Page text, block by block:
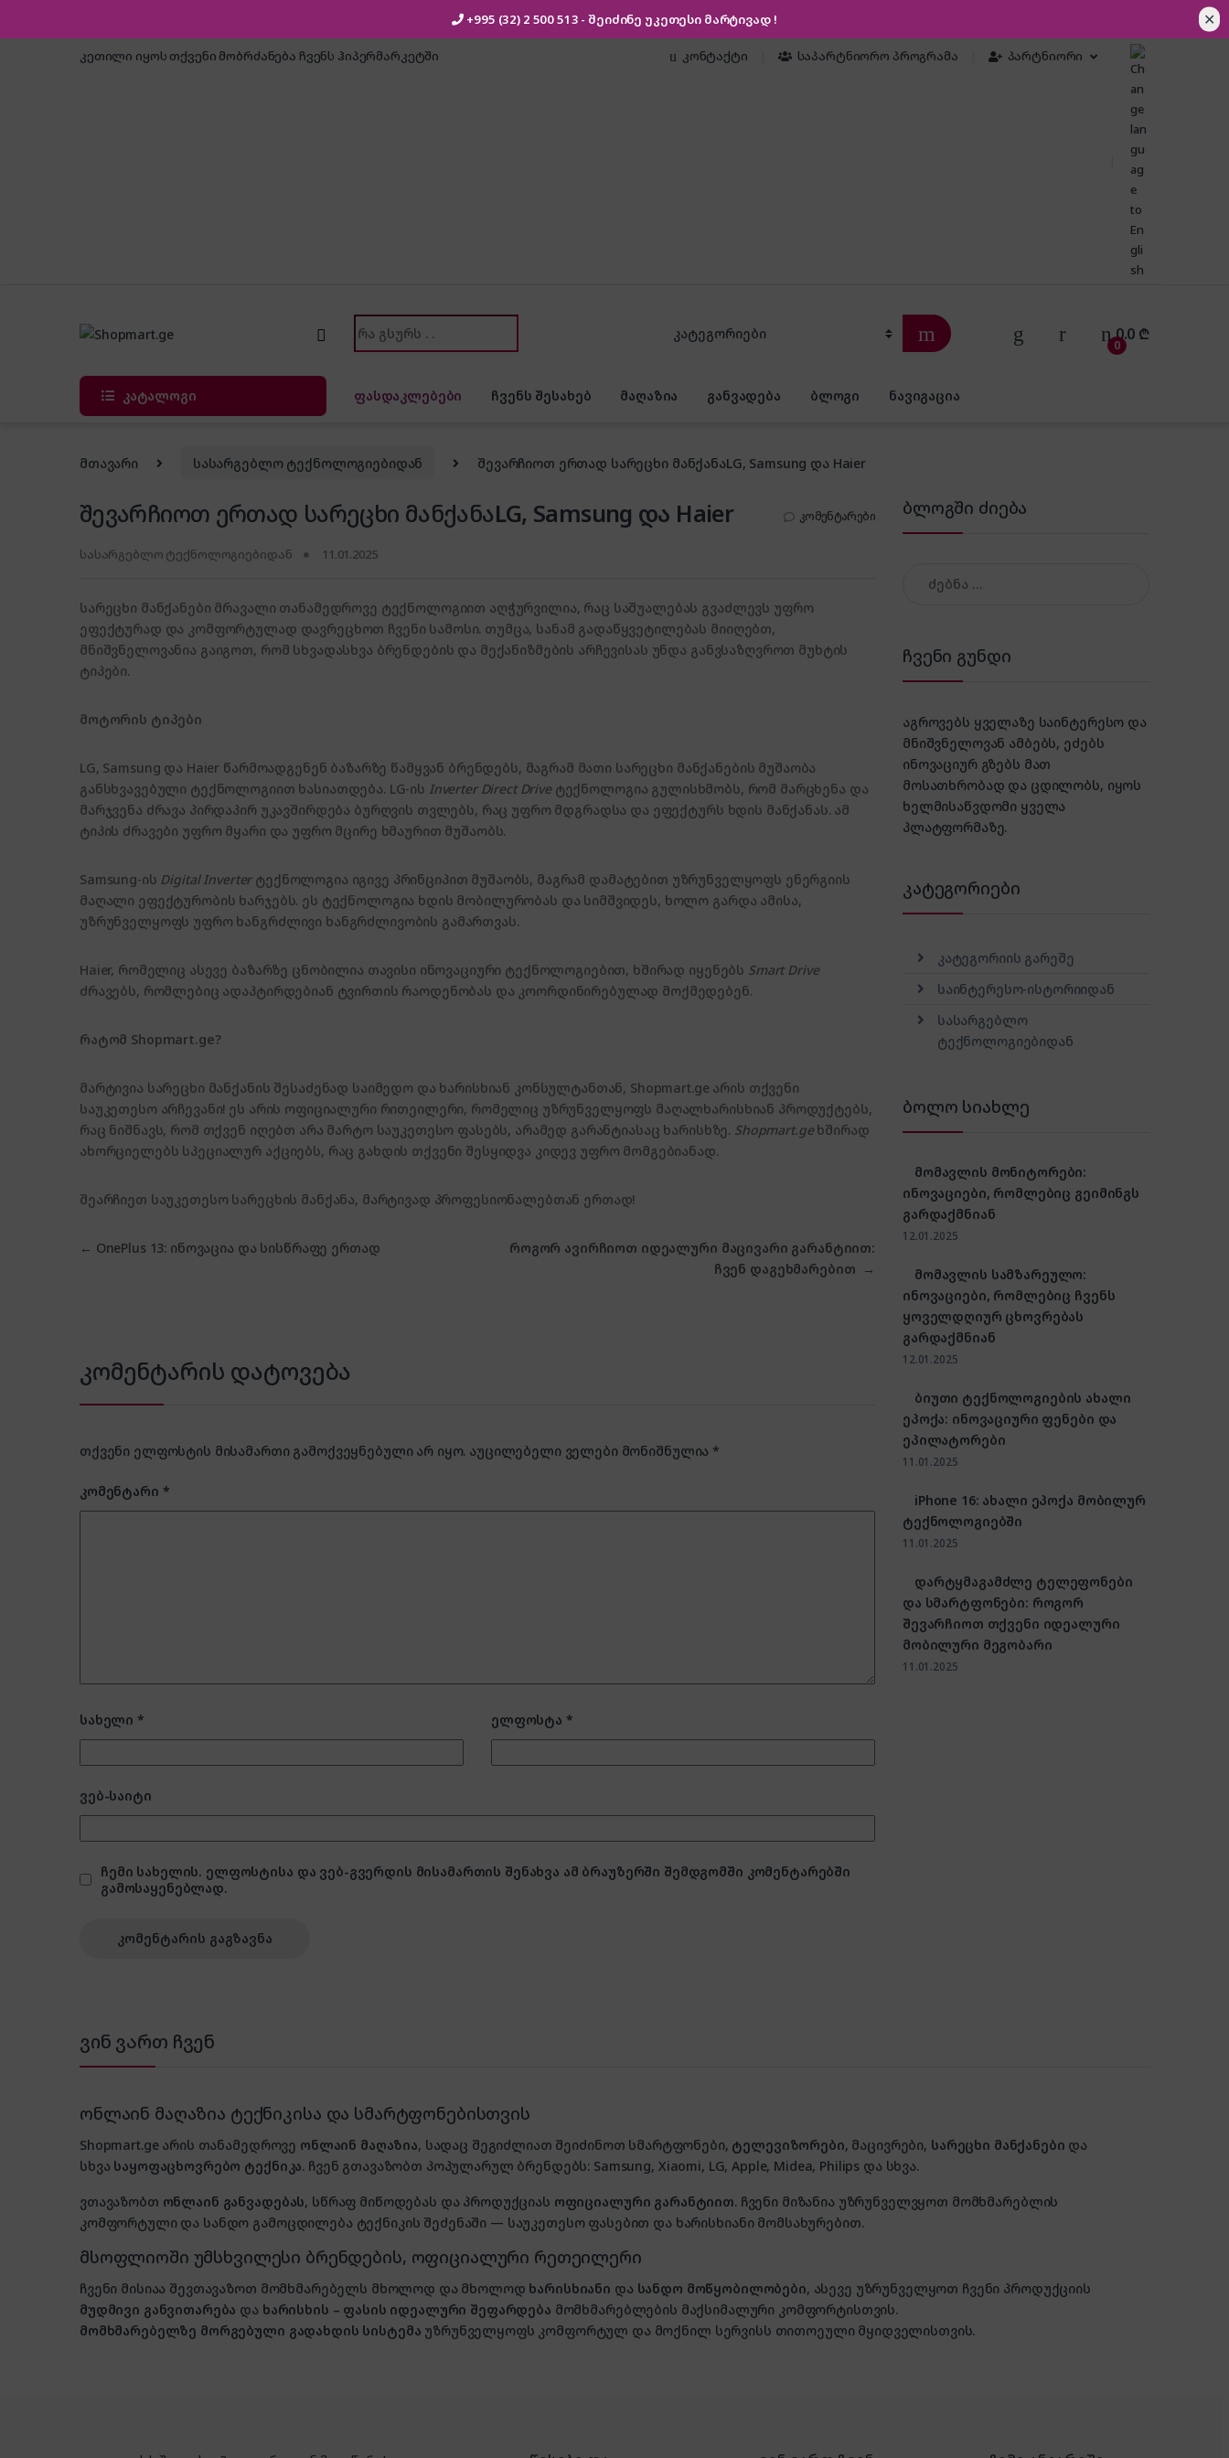
+995 (32) 2 500 513 - შეიძინე უკეთესი მარტივად ! ✕
კეთილი იყოს თქვენი მობრძანება ჩვენს ჰიპერმარკეტში კონტაქტი საპარტნიორო პროგრამა პარტნიორი
Search for:
0
0.0 ₾
კატალოგი ფასდაკლებები ჩვენს შესახებ მაღაზია განვადება ბლოგი ნავიგაცია
მთავარი სასარგებლო ტექნოლოგიებიდან შევარჩიოთ ერთად სარეცხი მანქანაLG, Samsung და Haier
შევარჩიოთ ერთად სარეცხი მანქანაLG, Samsung და Haier კომენტარები
სასარგებლო ტექნოლოგიებიდან 11.01.2025
სარეცხი მანქანები მრავალი თანამედროვე ტექნოლოგიით აღჭურვილია, რაც საშუალებას გვაძლევს უფრო
ეფექტურად და კომფორტულად დავრეცხოთ ჩვენი სამოსი. თუმცა, სანამ გადაწყვეტილებას მიიღებთ,
მნიშვნელოვანია გაიგოთ, რომ სხვადასხვა ბრენდების და მექანიზმების არჩევისას უნდა განვსაზღვროთ მუხტის
ტიპები.
მოტორის ტიპები
LG, Samsung და Haier წარმოადგენენ ბაზარზე წამყვან ბრენდებს, მაგრამ მათი სარეცხი მანქანების მუშაობა
განსხვავებული ტექნოლოგიით ხასიათდება. LG-ის Inverter Direct Driveტექნოლოგია გულისხმობს, რომ მარცხენა და
მარჯვენა ძრავა პირდაპირ უკავშირდება ბურღვის თვლებს, რაც უფრო მდგრადსა და ეფექტურს ხდის მანქანას. ამ
ტიპის ძრავები უფრო მყარი და უფრო მცირე ხმაურით მუშაობს.
Samsung-ის Digital Inverterტექნოლოგია იგივე პრინციპით მუშაობს, მაგრამ დამატებით უზრუნველყოფს ენერგიის
მაღალი ეფექტურობის ხარჯებს. ეს ტექნოლოგია ხდის მობილურობას და სიმშვიდეს, ხოლო გარდა ამისა,
უზრუნველყოფს უფრო ხანგრძლივი ხანგრძლივობის გამართვას.
Haier, რომელიც ასევე ბაზარზე ცნობილია თავისი ინოვაციური ტექნოლოგიებით, ხშირად იყენებს Smart Drive
ძრავებს, რომლებიც ადაპტირდებიან ტვირთის რაოდენობას და კოორდინირებულად მოქმედებენ.
რატომ Shopmart.ge?
მარტივია სარეცხი მანქანის შესაძენად საიმედო და ხარისხიან კონსულტანთან, Shopmart.ge არის თქვენი
საუკეთესო არჩევანი! ეს არის ოფიციალური რითეილერი, რომელიც უზრუნველყოფს მაღალხარისხიან პროდუქტებს,
რაც ნიშნავს, რომ თქვენ იღებთ არა მარტო საუკეთესო ფასებს, არამედ გარანტიასაც ხარისხზე. Shopmart.geხშირად
ახორციელებს სპეციალურ აქციებს, რაც გახდის თქვენი შესყიდვა კიდევ უფრო მომგებიანად.
შეარჩიეთ საუკეთესო სარეცხის მანქანა, მარტივად პროფესიონალებთან ერთად!
პოსტის ნავიგაცია
← OnePlus 13: ინოვაცია და სისწრაფე ერთად
როგორ ავირჩიოთ იდეალური მაცივარი გარანტიით:
ჩვენ დაგეხმარებით →
კომენტარის დატოვება
თქვენი ელფოსტის მისამართი გამოქვეყნებული არ იყო. აუცილებელი ველები მონიშნულია *
კომენტარი *
სახელი * ელფოსტა *
ვებ-საიტი
ჩემი სახელის. ელფოსტისა და ვებ-გვერდის მისამართის შენახვა ამ ბრაუზერში შემდგომში კომენტარებში
გამოსაყენებლად.
ბლოგში ძიება
ჩვენი გუნდი
აგროვებს ყველაზე საინტერესო და
მნიშვნელოვან ამბებს, ეძებს
ინოვაციურ გზებს მათ
მოსათხრობად და ცდილობს, იყოს
ხელმისაწვდომი ყველა
პლატფორმაზე.
კატეგორიები
კატეგორიის გარეშე
საინტერესო-ისტორიიდან
სასარგებლო
ტექნოლოგიებიდან
ბოლო სიახლე
მომავლის მონიტორები:
ინოვაციები, რომლებიც გეიმინგს
გარდაქმნიან
12.01.2025
მომავლის სამზარეულო:
ინოვაციები, რომლებიც ჩვენს
ყოველდღიურ ცხოვრებას
გარდაქმნიან
12.01.2025
ბიუთი ტექნოლოგიების ახალი
ეპოქა: ინოვაციური ფენები და
ეპილატორები
11.01.2025
iPhone 16: ახალი ეპოქა მობილურ
ტექნოლოგიებში
11.01.2025
დარტყმაგამძლე ტელეფონები
და სმარტფონები: როგორ
შევარჩიოთ თქვენი იდეალური
მობილური მეგობარი
11.01.2025
ვინ ვართ ჩვენ
ონლაინ მაღაზია ტექნიკისა და სმარტფონებისთვის
Shopmart.ge არის თანამედროვე ონლაინ მაღაზია, სადაც შეგიძლიათ შეიძინოთ სმარტფონები, ტელევიზორები, მაცივრები, სარეცხი მანქანები და
სხვა საყოფაცხოვრებო ტექნიკა. ჩვენ გთავაზობთ პოპულარულ ბრენდებს: Samsung, Xiaomi, LG, Apple, Midea, Philips და სხვა.
ვთავაზობთ ონლაინ განვადებას, სწრაფ მიწოდებას და პროდუქციას ოფიციალური გარანტიით. ჩვენი მიზანია უზრუნველვყოთ მომხმარებლის
კომფორტული და სანდო გამოცდილება ტექნიკის შეძენაში — საუკეთესო ფასებით და ხარისხიანი მომსახურებით.
მსოფლიოში უმსხვილესი ბრენდების, ოფიციალური რეთეილერი
ჩვენი მისიაა შევთავაზოთ მომხმარებელს მხოლოდ და მხოლოდ ხარისხიანი და სანდო მოწყობილობები, ასევე უზრუნველყოთ ჩვენი პროდუქციის
მუდმივი განვითარება და ხარისხის – ფასის იდეალური შეფარდება მომხმარებლების მაქსიმალური კომფორტისთვის.
მომხმარებელზე მორგებული გადახდის სისტემა უზრუნველყოფს კომფორტულ და მოქნილ სერვისს თითოეული მყიდველისთვის.